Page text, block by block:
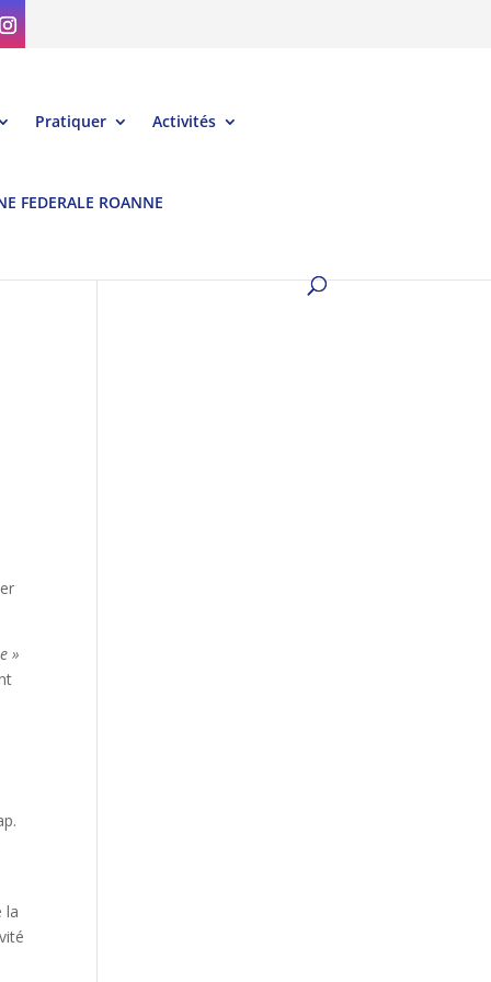
Pratiquer Activités
FEDERALE ROANNE
»
la